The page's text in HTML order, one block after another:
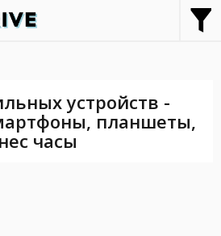
устройств -
планшеты,
часы